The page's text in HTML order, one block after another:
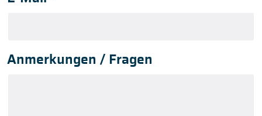
Anmerkungen / Fragen